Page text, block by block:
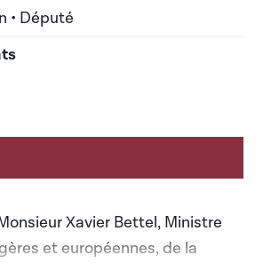
• Député
Xavier Bettel, Ministre
et européennes, de la